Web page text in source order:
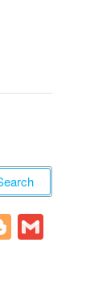
Bl
o
G